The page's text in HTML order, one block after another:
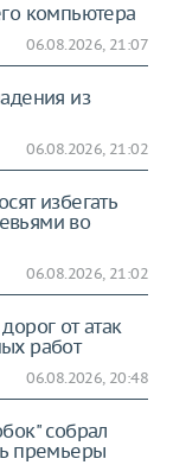
компьютера
06.08.2026, 21:07
из
06.08.2026, 21:02
избегать
во
06.08.2026, 21:02
от атак
работ
06.08.2026, 20:48
собрал
премьеры